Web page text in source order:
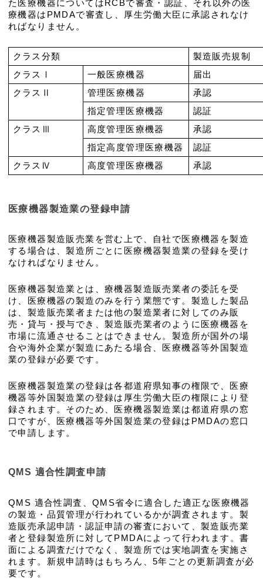
た医療機器についてはRCBで審査・認証、それ以外の医
療機器はPMDAで審査し、厚生労働大臣に承認されなけ
ればなりません。
クラス分類
製造販売規制
クラスⅠ
一般医療機器
届出
クラスⅡ
管理医療機器
承認
指定管理医療機器
認証
クラスⅢ
高度管理医療機器
承認
指定高度管理医療機器
認証
クラスⅣ
高度管理医療機器 承認
医療機器製造業の登録申請
医療機器製造販売業を営む上で、自社で医療機器を製造
する場合は、製造所ごとに医療機器製造業の登録を受け
なければなりません。
医療機器製造業とは、療機器製造販売業者の委託を受
け、医療機器の製造のみを行う業態です。製造した製品
は、製造販売業者または他の製造業者に対してのみ販
売・貸与・授与でき、製造販売業者のように医療機器を
市場に流通させることはできません。製造所が国外の場
合や海外企業が製造にあたる場合、医療機器等外国製造
業の登録が必要です。
医療機器製造業の登録は各都道府県知事の権限で、医療
機器等外国製造業の登録は厚生労働大臣の権限により登
録されます。そのため、医療機器製造業は都道府県の窓
口ですが、医療機器等外国製造業の登録はPMDAの窓口
で申請します。
QMS 適合性調査申請
QMS 適合性調査、QMS省令に適合した適正な医療機器
の製造・品質管理が行われているかが調査されます。製
造販売承認申請・認証申請の審査において、製造販売業
者と登録製造所に対してPMDAによって行われます。書
面による調査だけでなく、製造所では実地調査を実施さ
れます。新規申請時はもちろん、5年ごとの更新調査が必
要です。